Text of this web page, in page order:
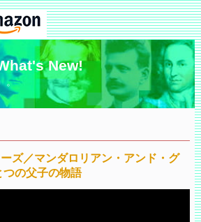
New!
。
ズ／マンダロリアン・アンド・グ
つの父子の物語